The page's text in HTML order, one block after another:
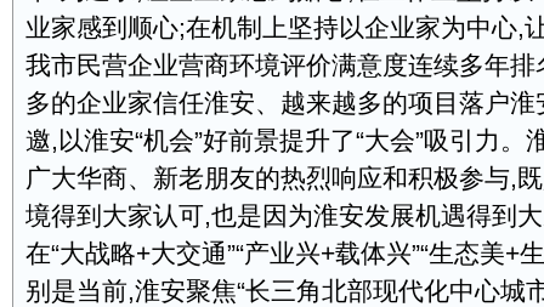
业家感到顺心;在机制上坚持以企业家为中心,
我市民营企业营商环境评价满意度连续多年
多的企业家信任淮安、越来越多的项目落户淮
邀,以淮安“机会”好前景提升了“大会”吸引力。
广大华商、新老朋友的热烈响应和积极参与,
境得到大家认可,也是因为淮安发展机遇得到
在“大战略+大交通”“产业兴+载体兴”“生态美+
别是当前,淮安聚焦“长三角北部现代化中心城